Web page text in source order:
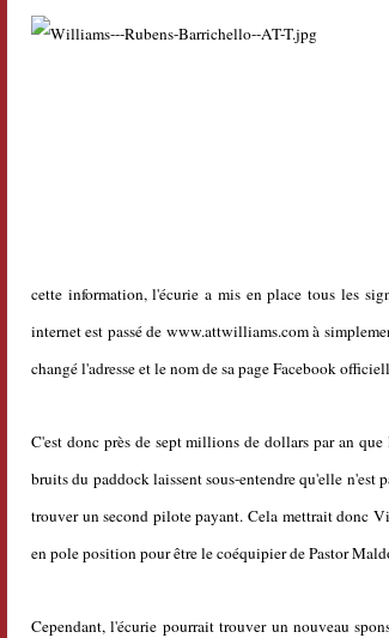
cette information, l'écurie a mis en place tous les
internet est passé de www.attwilliams.com à
changé l'adresse et le nom de sa page Facebook
C'est donc près de sept millions de dollars par an
bruits du paddock laissent sous-entendre qu'elle n'est
trouver un second pilote payant. Cela mettrait donc
en pole position pour être le coéquipier de Pastor
Cependant, l'écurie pourrait trouver un nouveau